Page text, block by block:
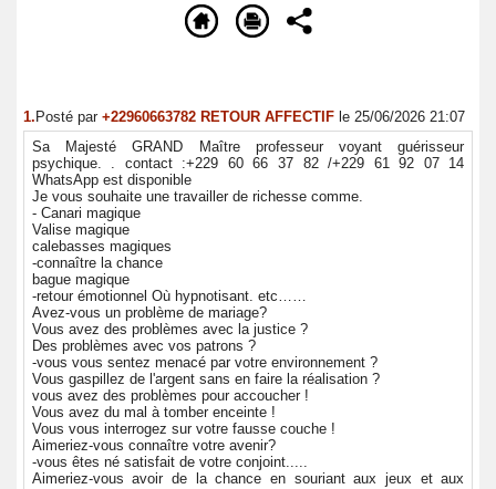
1.Posté par +22960663782 RETOUR AFFECTIF le 25/06/2026 21:07
Sa Majesté GRAND Maître professeur voyant guérisseur
psychique. . contact :+229 60 66 37 82 /+229 61 92 07 14
WhatsApp est disponible
Je vous souhaite une travailler de richesse comme.
- Canari magique
Valise magique
calebasses magiques
-connaître la chance
bague magique
-retour émotionnel Où hypnotisant. etc……
Avez-vous un problème de mariage?
Vous avez des problèmes avec la justice ?
Des problèmes avec vos patrons ?
-vous vous sentez menacé par votre environnement ?
Vous gaspillez de l'argent sans en faire la réalisation ?
vous avez des problèmes pour accoucher !
Vous avez du mal à tomber enceinte !
Vous vous interrogez sur votre fausse couche !
Aimeriez-vous connaître votre avenir?
-vous êtes né satisfait de votre conjoint.....
Aimeriez-vous avoir de la chance en souriant aux jeux et aux